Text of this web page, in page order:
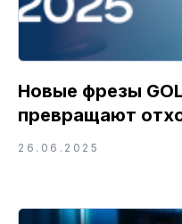
Новые фрезы
превращают
26.06.2025